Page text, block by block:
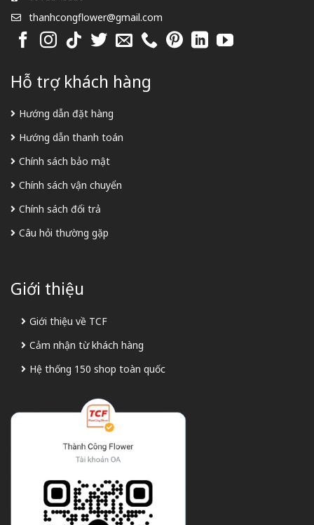
thanhcongflower@gmail.com
Hỗ trợ khách hàng
Hướng dẫn đặt hàng
Hướng dẫn thanh toán
Chính sách bảo mật
Chính sách vận chuyển
Chính sách đổi trả
Câu hỏi thường gặp
Giới thiệu
Giới thiệu về TCF
Cảm nhận từ khách hàng
Hệ thống 150 shop toàn quốc